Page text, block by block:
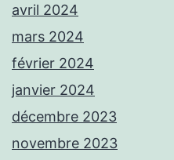
avril 2024
mars 2024
février 2024
janvier 2024
décembre 2023
novembre 2023